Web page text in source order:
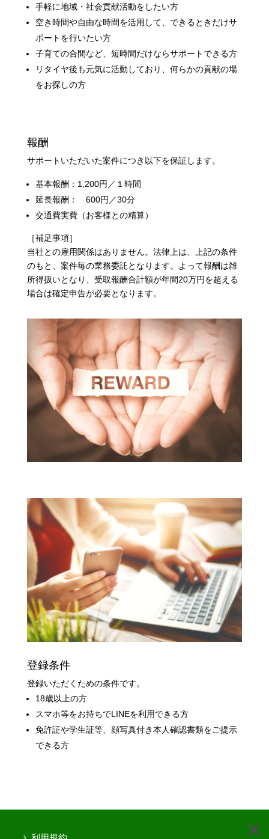
手軽に地域・社会貢献活動をしたい方
空き時間や自由な時間を活用して、できるときだけサ
ポートを行いたい方
子育ての合間など、短時間だけならサポートできる方
リタイヤ後も元気に活動しており、何らかの貢献の場
をお探しの方
報酬
サポートいただいた案件につき以下を保証します。
基本報酬：1,200円／１時間
延長報酬： 600円／30分
交通費実費（お客様との精算）
［補足事項］​
当社との雇用関係はありません。法律上は、上記の条件
のもと、案件毎の業務委託となります。よって報酬は雑
所得扱いとなり、受取報酬合計額が年間20万円を超える
場合は確定申告が必要となります。
登録条件
登録いただくための条件です。
18歳以上の方
スマホ等をお持ちでLINEを利用できる方
免許証や学生証等、顔写真付き本人確認書類をご提示
できる方